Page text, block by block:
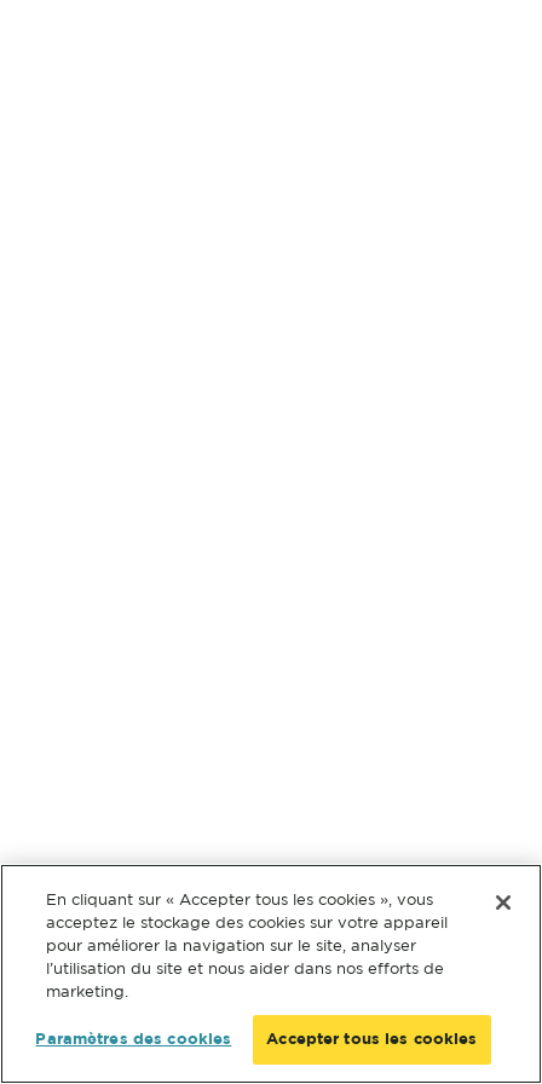
En cliquant sur « Accepter tous les cookies », vous
acceptez le stockage des cookies sur votre appareil
pour améliorer la navigation sur le site, analyser
l’utilisation du site et nous aider dans nos efforts de
marketing.
Paramètres des cookies Accepter tous les cookies